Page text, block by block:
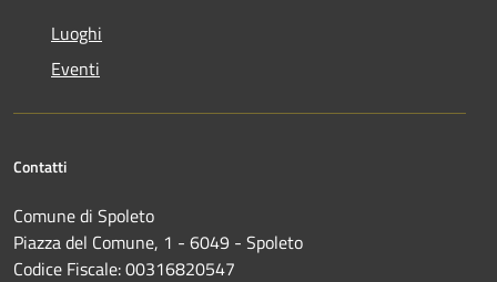
Luoghi
Eventi
Contatti
Comune di Spoleto
Piazza del Comune, 1 - 6049 - Spoleto
Codice Fiscale: 00316820547